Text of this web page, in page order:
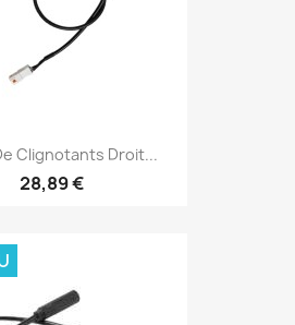
Clignotants Droit...
28,89 €